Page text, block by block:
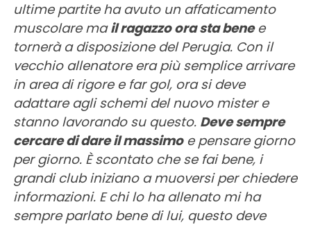
ultime partite ha avuto un affaticamento
muscolare mail ragazzo ora sta benee
tornerà a disposizione del Perugia. Con il
vecchio allenatore era più semplice arrivare
in area di rigore e far gol, ora si deve
adattare agli schemi del nuovo mister e
stanno lavorando su questo. Deve sempre
cercare di dare il massimoe pensare giorno
per giorno. È scontato che se fai bene, i
grandi club iniziano a muoversi per chiedere
informazioni. E chi lo ha allenato mi ha
sempre parlato bene di lui, questo deve